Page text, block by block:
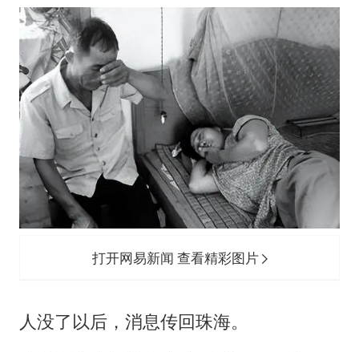
打开网易新闻 查看精彩图片
人没了以后，消息传回珠海。